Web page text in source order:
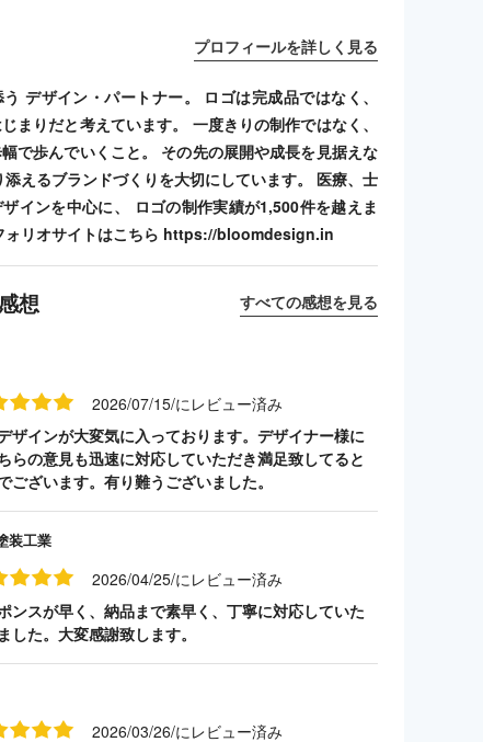
プロフィールを詳しく見る
デザイン・パートナー。 ロゴは完成品ではなく、
まりだと考えています。 一度きりの制作ではなく、
で歩んでいくこと。 その先の展開や成長を見据えな
えるブランドづくりを大切にしています。 医療、士
インを中心に、 ロゴの制作実績が1,500件を越えま
ォリオサイトはこちら https://bloomdesign.in
想 すべての感想を見る
2026/07/15/にレビュー済み
ザインが大変気に入っております。デザイナー様に
らの意見も迅速に対応していただき満足致してると
ございます。有り難うございました。
装工業
2026/04/25/にレビュー済み
ンスが早く、納品まで素早く、丁寧に対応していた
した。大変感謝致します。
2026/03/26/にレビュー済み